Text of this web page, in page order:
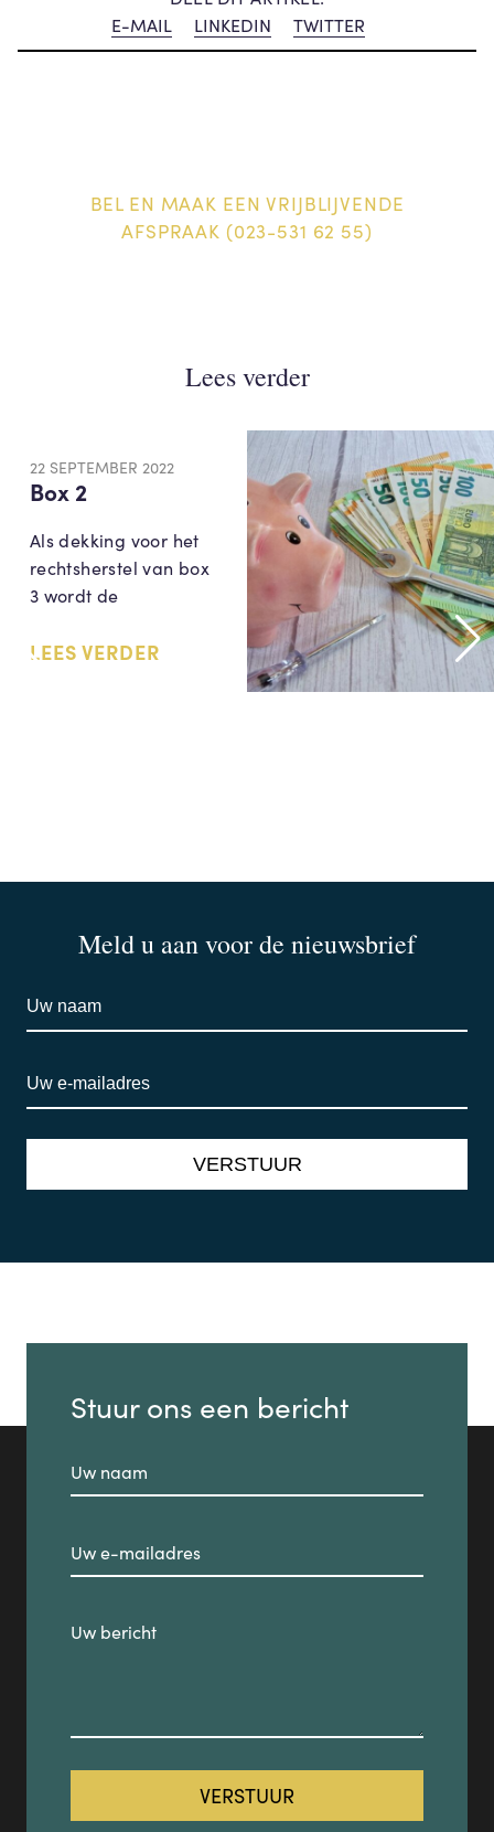
E-MAIL
LINKEDIN TWITTER
BEL EN MAAK EEN VRIJBLIJVENDE
AFSPRAAK (023-531 62 55)
Lees verder
22 SEPTEMBER 2022
Box 2
Als dekking voor het
rechtsherstel van box
3 wordt de
LEES VERDER
Meld u aan voor de nieuwsbrief
Stuur ons een bericht